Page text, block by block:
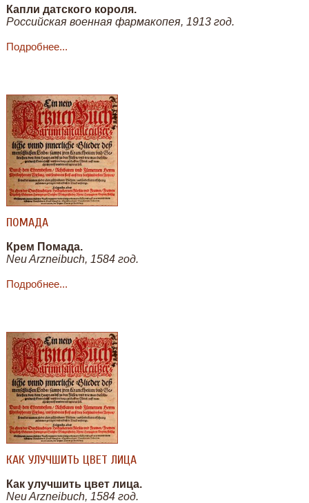
Капли датского короля.
Российская военная фармакопея, 1913 год.
Подробнее...
ПОМАДА
Крем Помада.
Neu Arzneibuch, 1584 год.
Подробнее...
КАК УЛУЧШИТЬ ЦВЕТ ЛИЦА
Как улучшить цвет лица.
Neu Arzneibuch, 1584 год.